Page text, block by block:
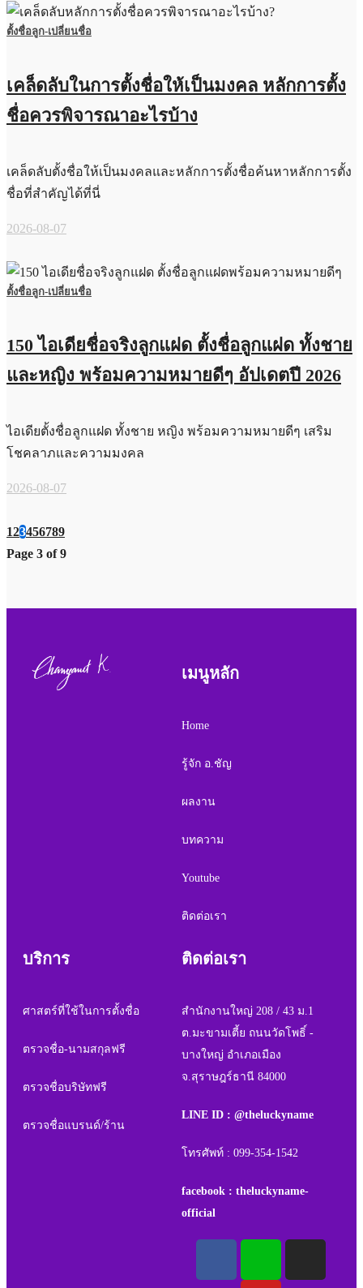
ตั้งชื่อลูก-เปลี่ยนชื่อ
เคล็ดลับในการตั้งชื่อให้เป็นมงคล หลักการตั้ง
ชื่อควรพิจารณาอะไรบ้าง
เคล็ดลับตั้งชื่อให้เป็นมงคลและหลักการตั้งชื่อค้นหาหลักการตั้ง
ชื่อที่สำคัญได้ที่นี่
2026-08-07
ตั้งชื่อลูก-เปลี่ยนชื่อ
150 ไอเดียชื่อจริงลูกแฝด ตั้งชื่อลูกแฝด ทั้งชาย
และหญิง พร้อมความหมายดีๆ อัปเดตปี 2026
ไอเดียตั้งชื่อลูกแฝด ทั้งชาย หญิง พร้อมความหมายดีๆ เสริม
โชคลาภและความมงคล
2026-08-07
123456789
Page 3 of 9
เมนูหลัก
Home
รู้จัก อ.ชัญ
ผลงาน
บทความ
Youtube
ติดต่อเรา
บริการ
ศาสตร์ที่ใช้ในการตั้งชื่อ
ตรวจชื่อ-นามสกุลฟรี
ตรวจชื่อบริษัทฟรี
ตรวจชื่อแบรนด์/ร้าน
ติดต่อเรา
สำนักงานใหญ่ 208 / 43 ม.1
ต.มะขามเตี้ย ถนนวัดโพธิ์ -
บางใหญ่ อำเภอเมือง
จ.สุราษฎร์ธานี 84000
LINE ID : @theluckyname
โทรศัพท์ : 099-354-1542
facebook : theluckyname-
official